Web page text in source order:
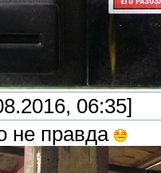
06:35]
не правда